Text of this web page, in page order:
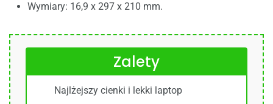
Wymiary: 16,9 x 297 x 210 mm.
Zalety
Najlżejszy cienki i lekki laptop